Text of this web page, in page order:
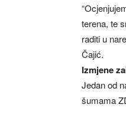
terena, te
raditi u
Čajić.
Izmjene
Jedan od
šumama